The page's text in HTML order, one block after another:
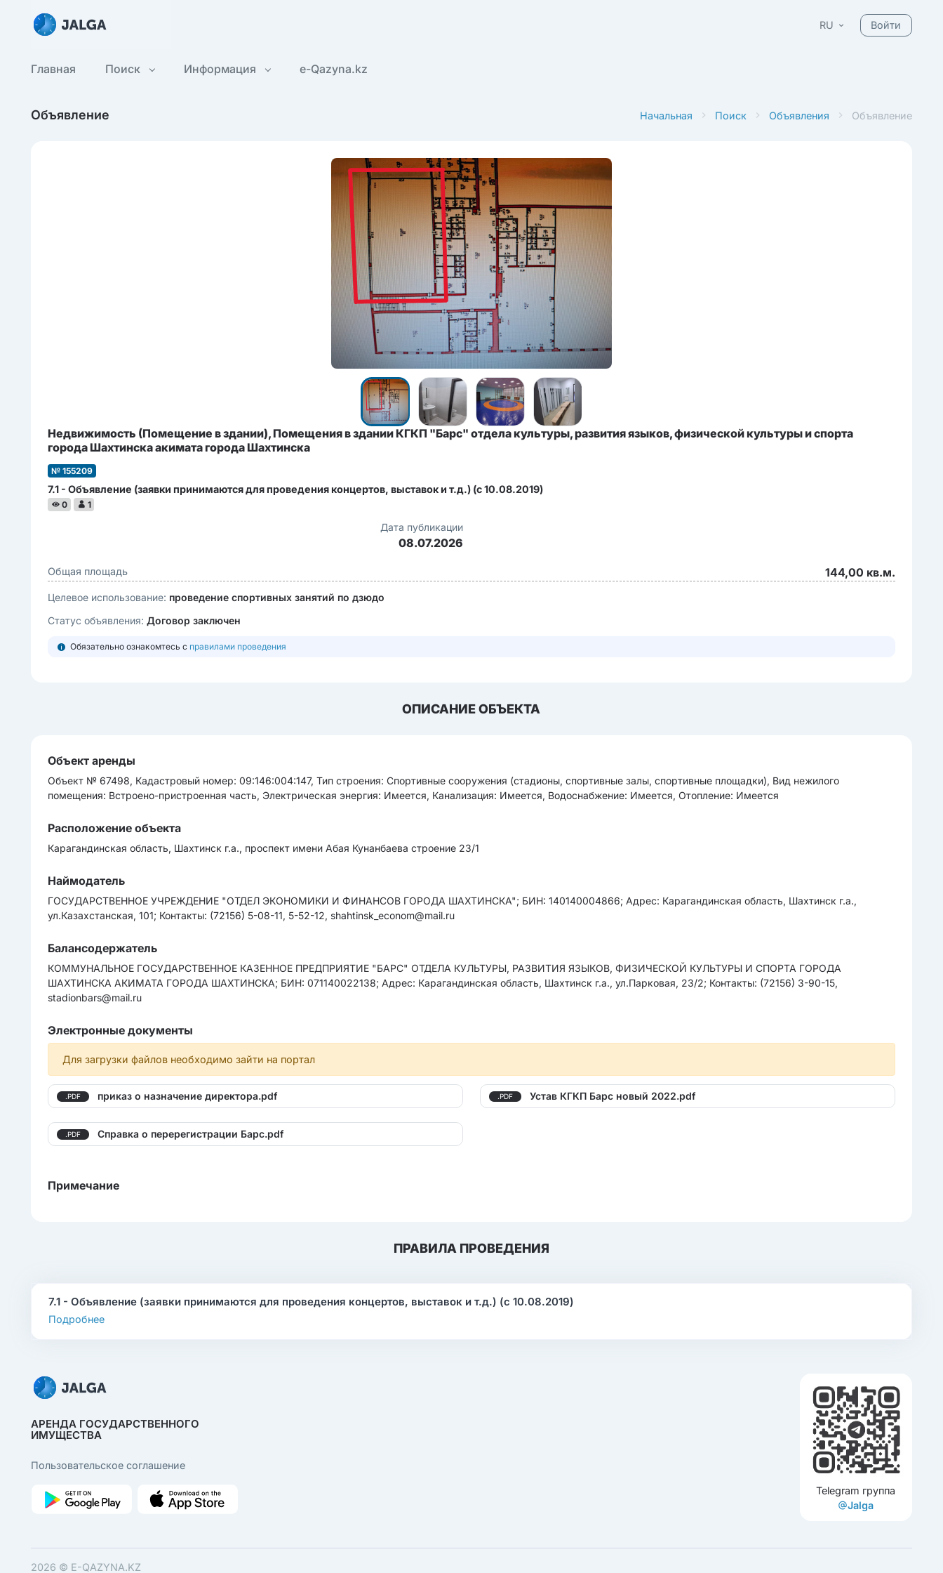
RU Войти
Главная Поиск Информация e-Qazyna.kz
Начальная Поиск Объявления Объявление
Объявление
Недвижимость (Помещение в здании), Помещения в здании КГКП "Барс" отдела культуры, развития языков, физической культуры и спорта
города Шахтинска акимата города Шахтинска
№ 155209
7.1 - Объявление (заявки принимаются для проведения концертов, выставок и т.д.) (c 10.08.2019)
0 1
Дата публикации
08.07.2026
Общая площадь 144,00 кв.м.
Целевое использование: проведение спортивных занятий по дзюдо
Статус объявления:Договор заключен
Обязательно ознакомтесь с правилами проведения
ОПИСАНИЕ ОБЪЕКТА
Объект аренды
Объект № 67498, Кадастровый номер: 09:146:004:147, Тип строения: Спортивные сооружения (стадионы, спортивные залы, спортивные площадки), Вид нежилого
помещения: Встроено-пристроенная часть, Электрическая энергия: Имеется, Канализация: Имеется, Водоснабжение: Имеется, Отопление: Имеется
Расположение объекта
Карагандинская область, Шахтинск г.а., проспект имени Абая Кунанбаева строение 23/1
Наймодатель
ГОСУДАРСТВЕННОЕ УЧРЕЖДЕНИЕ "ОТДЕЛ ЭКОНОМИКИ И ФИНАНСОВ ГОРОДА ШАХТИНСКА"; БИН: 140140004866; Адрес: Карагандинская область, Шахтинск г.а.,
ул.Казахстанская, 101; Контакты: (72156) 5-08-11, 5-52-12, shahtinsk_econom@mail.ru
Балансодержатель
КОММУНАЛЬНОЕ ГОСУДАРСТВЕННОЕ КАЗЕННОЕ ПРЕДПРИЯТИЕ "БАРС" ОТДЕЛА КУЛЬТУРЫ, РАЗВИТИЯ ЯЗЫКОВ, ФИЗИЧЕСКОЙ КУЛЬТУРЫ И СПОРТА ГОРОДА
ШАХТИНСКА АКИМАТА ГОРОДА ШАХТИНСКА; БИН: 071140022138; Адрес: Карагандинская область, Шахтинск г.а., ул.Парковая, 23/2; Контакты: (72156) 3-90-15,
stadionbars@mail.ru
Электронные документы
Для загрузки файлов необходимо зайти на портал
.PDF приказ о назначение директора.pdf .PDF Устав КГКП Барс новый 2022.pdf
.PDF Справка о перерегистрации Барс.pdf
Примечание
ПРАВИЛА ПРОВЕДЕНИЯ
7.1 - Объявление (заявки принимаются для проведения концертов, выставок и т.д.) (c 10.08.2019)
Подробнее
АРЕНДА ГОСУДАРСТВЕННОГО
ИМУЩЕСТВА
Пользовательcкое соглашение
Telegram группа
Jalga
2026 © E-QAZYNA.KZ